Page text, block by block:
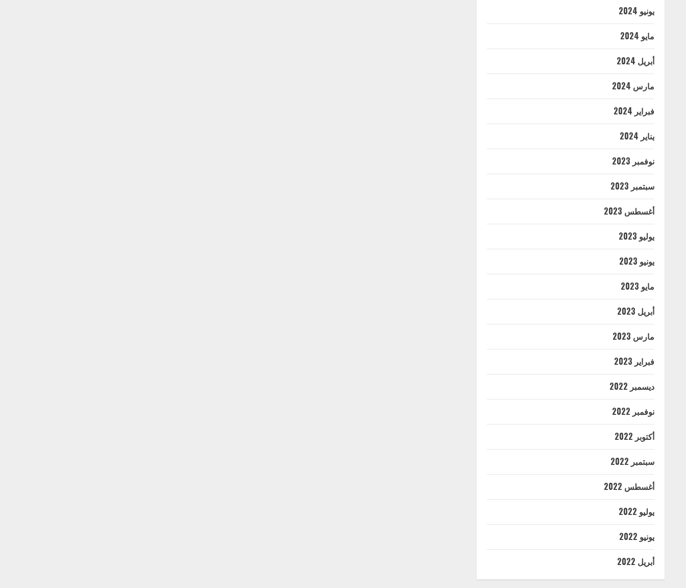
يونيو 2024
مايو 2024
أبريل 2024
مارس 2024
فبراير 2024
يناير 2024
نوفمبر 2023
سبتمبر 2023
أغسطس 2023
يوليو 2023
يونيو 2023
مايو 2023
أبريل 2023
مارس 2023
فبراير 2023
ديسمبر 2022
نوفمبر 2022
أكتوبر 2022
سبتمبر 2022
أغسطس 2022
يوليو 2022
يونيو 2022
أبريل 2022